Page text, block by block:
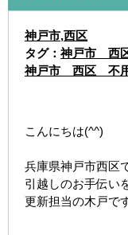
神戸市,西区
タグ： 神戸市 西
神戸市 西区 不
こんにちは(^^)
兵庫県神戸市西区
引越しのお手伝い
更新担当の木戸で